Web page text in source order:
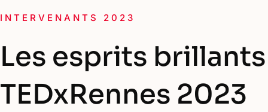
INTERVENANTS 2023
Les esprits
TEDxRennes 2023